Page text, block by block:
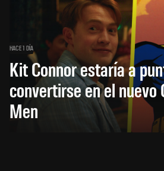
HACE 1 DÍA
Kit Connor estaría a
convertirse en el nuevo
Men